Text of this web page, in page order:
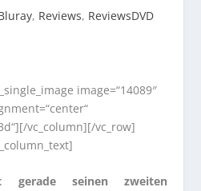
, Reviews, ReviewsDVD
image=“14089″
vc_column][/vc_row]
gerade seinen zweiten